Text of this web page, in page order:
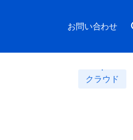
お問い合わせ
クラウド